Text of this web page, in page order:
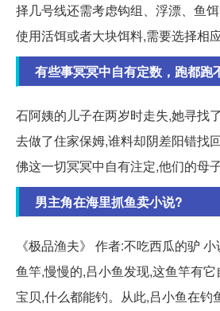
择几号线还需考虑钩组、浮漂、鱼
使用活饵或者大块饵料,需要选择相
有些事冥冥中自有定数，跑都跑
石阿姨的儿子在两岁时走失,她寻找
去做了住家保姆,谁料却阴差阳错找
佛这一切冥冥中自有注定,他们的母
男主角在海里抓鱼卖小说?
《极品渔夫》 作者:不吃西瓜的驴
鱼竿,慢慢的,吕小鱼发现,这鱼竿有
宝贝,什么都能钓。从此,吕小鱼在钓